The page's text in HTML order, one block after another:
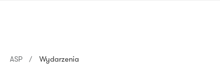
Ścieżka
ASP Wydarzenia